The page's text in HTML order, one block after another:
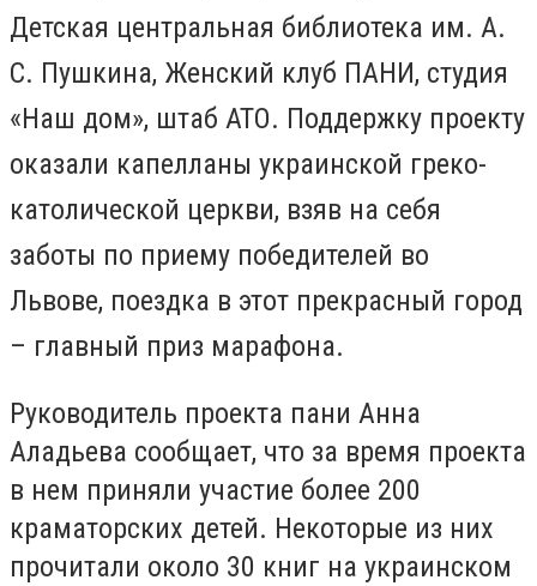
Детская центральная библиотека им. А.
С. Пушкина, Женский клуб ПАНИ, студия
«Наш дом», штаб АТО. Поддержку проекту
оказали капелланы украинской греко-
католической церкви, взяв на себя
заботы по приему победителей во
Львове, поездка в этот прекрасный город
– главный приз марафона.
Руководитель проекта пани Анна
Аладьева сообщает, что за время проекта
в нем приняли участие более 200
краматорских детей. Некоторые из них
прочитали около 30 книг на украинском